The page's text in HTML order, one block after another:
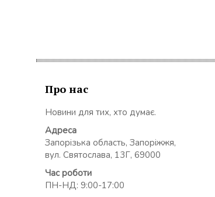
Про нас
Новини для тих, хто думає.
Адреса
Запорізька область, Запоріжжя,
вул. Святослава, 13Г, 69000
Час роботи
ПН-НД: 9:00-17:00